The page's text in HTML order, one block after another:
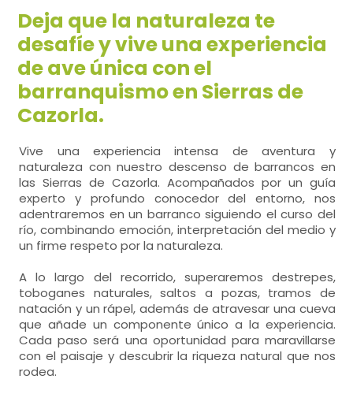
Deja que la naturaleza te
desafíe y vive una experiencia
de ave única con el
barranquismo en Sierras de
Cazorla.
Vive una experiencia intensa de aventura y
naturaleza con nuestro descenso de barrancos en
las Sierras de Cazorla. Acompañados por un guía
experto y profundo conocedor del entorno, nos
adentraremos en un barranco siguiendo el curso del
río, combinando emoción, interpretación del medio y
un firme respeto por la naturaleza.
A lo largo del recorrido, superaremos destrepes,
toboganes naturales, saltos a pozas, tramos de
natación y un rápel, además de atravesar una cueva
que añade un componente único a la experiencia.
Cada paso será una oportunidad para maravillarse
con el paisaje y descubrir la riqueza natural que nos
rodea.